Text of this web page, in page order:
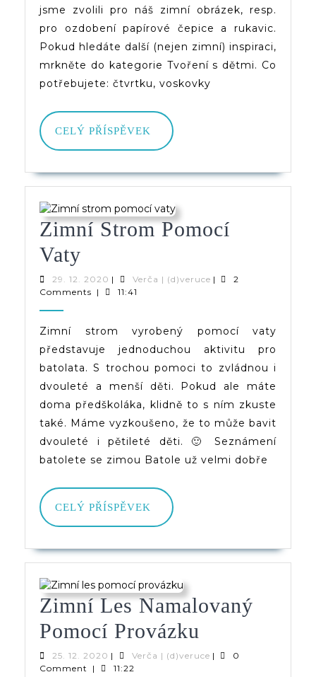
Rukavice
jsme zvolili pro náš zimní obrázek, resp.
pro ozdobení papírové čepice a rukavic.
Pokud hledáte další (nejen zimní) inspiraci,
mrkněte do kategorie Tvoření s dětmi. Co
potřebujete: čtvrtku, voskovky
CELÝ PŘÍSPĚVEK
CELÝ
PŘÍSPĚVEK
Zimní Strom Pomocí
Vaty
Strom
Pomocí
Vaty
29. 12. 2020 29.
12.
| Verča | (d)veruceVerča
|
2
Comments | 11:41
Zimní strom vyrobený pomocí vaty
představuje jednoduchou aktivitu pro
batolata. S trochou pomoci to zvládnou i
dvouleté a menší děti. Pokud ale máte
doma předškoláka, klidně to s ním zkuste
také. Máme vyzkoušeno, že to může bavit
dvouleté i pětileté děti. 🙂 Seznámení
batolete se zimou Batole už velmi dobře
CELÝ PŘÍSPĚVEK
CELÝ
PŘÍSPĚVEK
Zimní Les Namalovaný
Pomocí Provázku
Les
25. 12. 2020 25.
12.
| Verča | (d)veruceVerča
|
0
Comment
| 11:22